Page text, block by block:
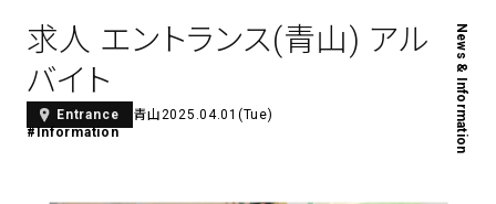
Spiral Market6 Spiral Hall
Art Projects
アートプロジェクト・イベント
とした
Spiral Annual Report プレスリリース
コンサルティング 商品開発
アルバイト・その他
求人 エントランス(青山) アル
バイト
Entrance 青山 2025.04.01(Tue)
#Information
News & Information